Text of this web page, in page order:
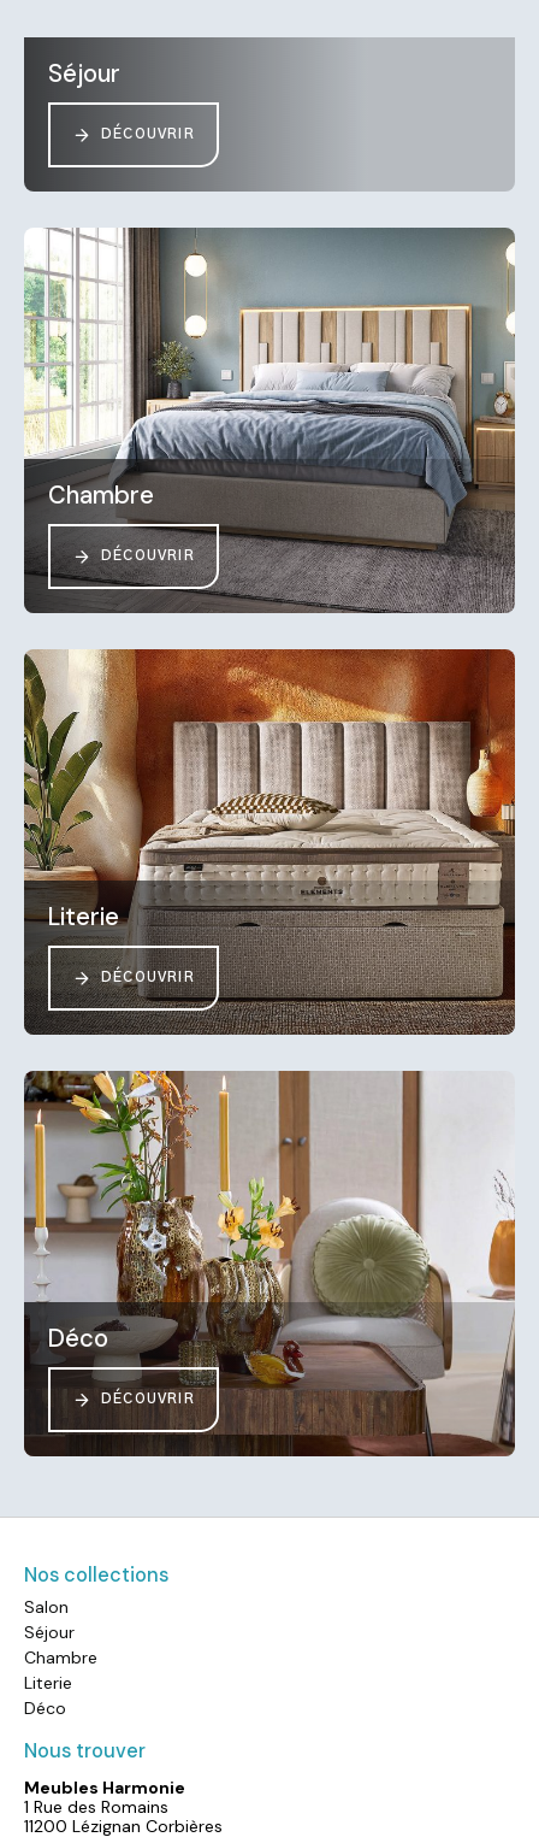
Séjour
DÉCOUVRIR
Chambre
DÉCOUVRIR
Literie
DÉCOUVRIR
Déco
DÉCOUVRIR
Nos collections
Salon
Séjour
Chambre
Literie
Déco
Nous trouver
Meubles Harmonie
1 Rue des Romains
11200 Lézignan Corbières